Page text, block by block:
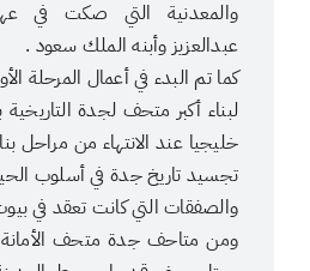
والمعدنية التي صكت في
عبدالعزيز وأبنه الملك سعود .
كما تم البدء في أعمال المرحلة
لبناء أكبر متحف لجدة التاريخية
خليجيا عند الانتهاء من مراحل
تجسيد تاريخ جدة في أسلوب
والصفقات التي كانت تعقد في
ومن متاحف جدة متحف